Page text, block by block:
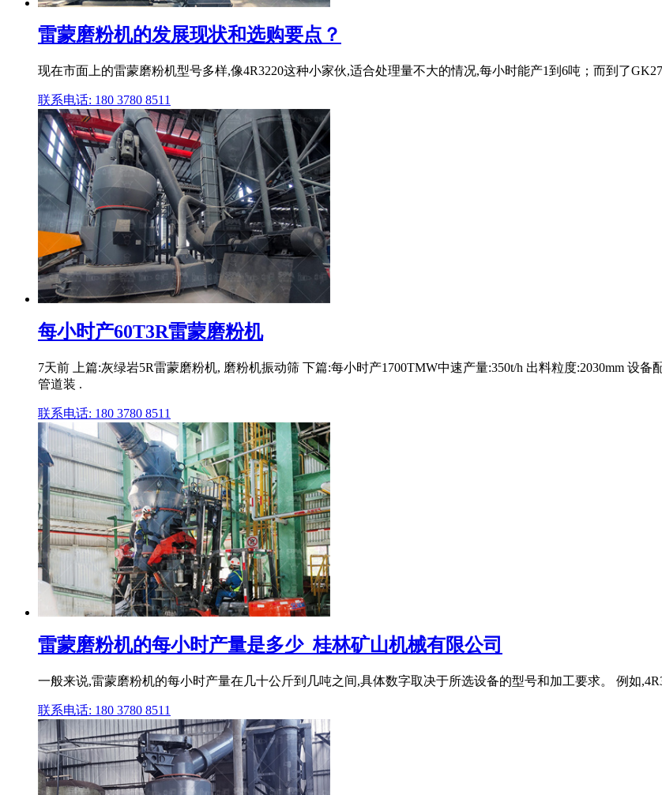
雷蒙磨粉机的发展现状和选购要点？
现在市面上的雷蒙磨粉机型号多样,像4R3220这种小家伙,适合处理量不大的情况,每小时能产1到6吨；而到了
联系电话: 180 3780 8511
每小时产60T3R雷蒙磨粉机
7天前 上篇:灰绿岩5R雷蒙磨粉机, 磨粉机振动筛 下篇:每小时产1700TMW中速产量:350t/h 出料粒度:2030mm 设
管道装 .
联系电话: 180 3780 8511
雷蒙磨粉机的每小时产量是多少_桂林矿山机械有限公司
一般来说,雷蒙磨粉机的每小时产量在几十公斤到几吨之间,具体数字取决于所选设备的型号和加工要求。 例如
联系电话: 180 3780 8511